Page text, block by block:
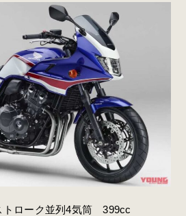
トローク並列4気筒 399cc